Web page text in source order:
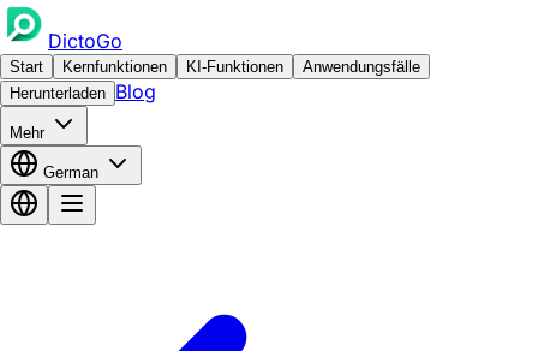
DictoGo
Start Kernfunktionen KI-Funktionen
Anwendungsfälle
Herunterladen Blog
Mehr
German